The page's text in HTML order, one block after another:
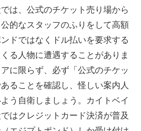
は、公式のチケット売り場から
的なスタッフのふりをして高額
ドではなくドル払いを要求する
る人物に遭遇することがありま
に限らず、必ず「公式のチケッ
ることを確認し、怪しい案内人
う自衛しましょう。カイトベイ
はクレジットカード決済が普及